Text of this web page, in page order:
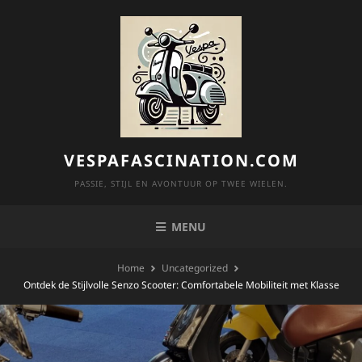
VESPAFASCINATION.COM
PASSIE, STIJL EN AVONTUUR OP TWEE WIELEN.
MENU
Home
Uncategorized
Ontdek de Stijlvolle Senzo Scooter: Comfortabele Mobiliteit met Klasse